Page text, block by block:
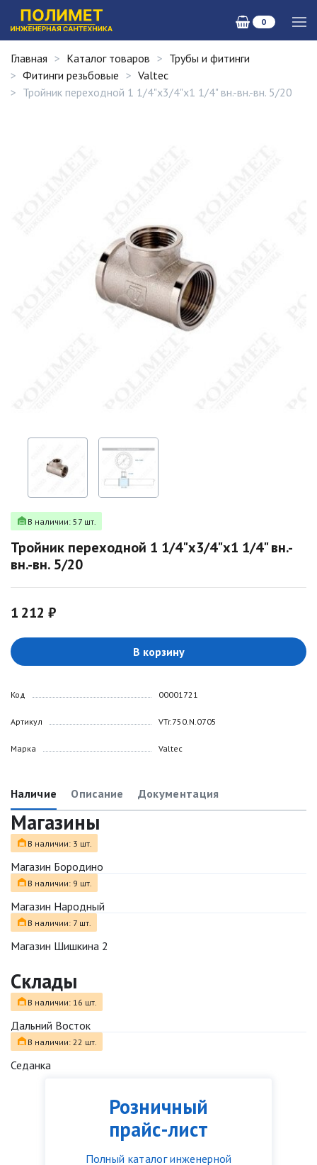
0
Розничный
прайс-лист
Полный каталог инженерной
Главная Каталог товаров
Трубы и фитинги
Фитинги резьбовые
Valtec
Тройник переходной 1 1/4"х3/4"х1 1/4" вн.-вн.-вн. 5/20
В наличии: 57 шт.
Тройник переходной 1 1/4"х3/4"х1 1/4" вн.-
вн.-вн. 5/20
1 212 ₽
В корзину
Код
Артикул
Марка
00001721
VTr.750.N.0705
Valtec
Наличие Описание Документация
Магазины
В наличии: 3 шт.
Магазин Бородино
В наличии: 9 шт.
Магазин Народный
В наличии: 7 шт.
Магазин Шишкина 2
Склады
В наличии: 16 шт.
Дальний Восток
В наличии: 22 шт.
Седанка